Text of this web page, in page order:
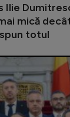
Ilie
mică
totul